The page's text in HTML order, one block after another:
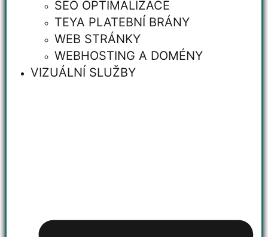
SEO OPTIMALIZACE
TEYA PLATEBNÍ BRÁNY
WEB STRÁNKY
WEBHOSTING A DOMÉNY
VIZUÁLNÍ SLUŽBY